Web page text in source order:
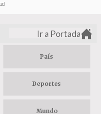
Ir a Portada
País
Deportes
Mundo